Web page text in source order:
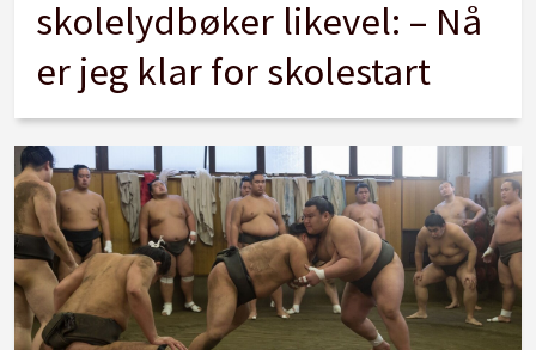
skolelydbøker likevel: – Nå
er jeg klar for skolestart